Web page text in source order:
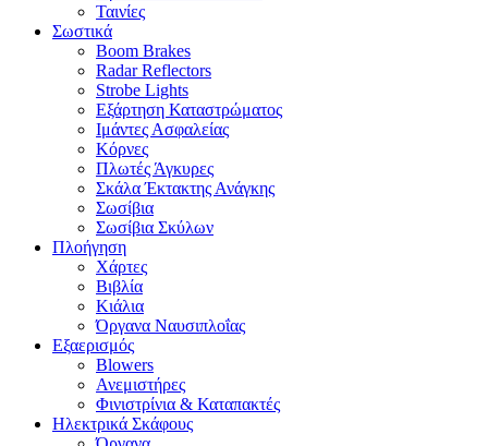
Ταινίες
Σωστικά
Boom Brakes
Radar Reflectors
Strobe Lights
Εξάρτηση Καταστρώματος
Ιμάντες Ασφαλείας
Κόρνες
Πλωτές Άγκυρες
Σκάλα Έκτακτης Ανάγκης
Σωσίβια
Σωσίβια Σκύλων
Πλοήγηση
Χάρτες
Βιβλία
Κιάλια
Όργανα Ναυσιπλοΐας
Εξαερισμός
Blowers
Ανεμιστήρες
Φινιστρίνια & Καταπακτές
Ηλεκτρικά Σκάφους